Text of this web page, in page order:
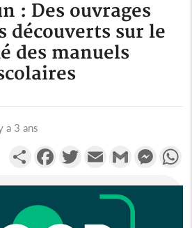
: Des ouvrages
découverts sur le
des manuels
a 3 ans
PartagerFacebookTwitterEmail Gmail